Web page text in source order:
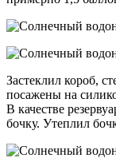
Застеклил короб,
посажены на
В качестве
бочку. Утеплил